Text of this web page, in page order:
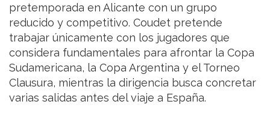
pretemporada en Alicante con un grupo
reducido y competitivo. Coudet pretende
trabajar únicamente con los jugadores que
considera fundamentales para afrontar la Copa
Sudamericana, la Copa Argentina y el Torneo
Clausura, mientras la dirigencia busca concretar
varias salidas antes del viaje a España.